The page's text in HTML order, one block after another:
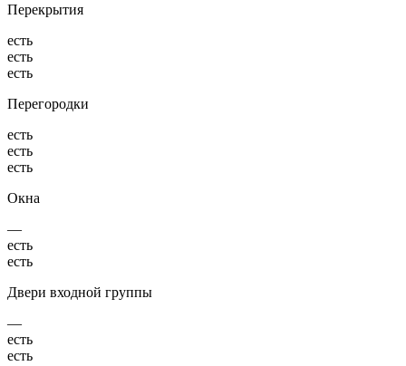
Перекрытия
есть
есть
есть
Перегородки
есть
есть
есть
Окна
—
есть
есть
Двери входной группы
—
есть
есть